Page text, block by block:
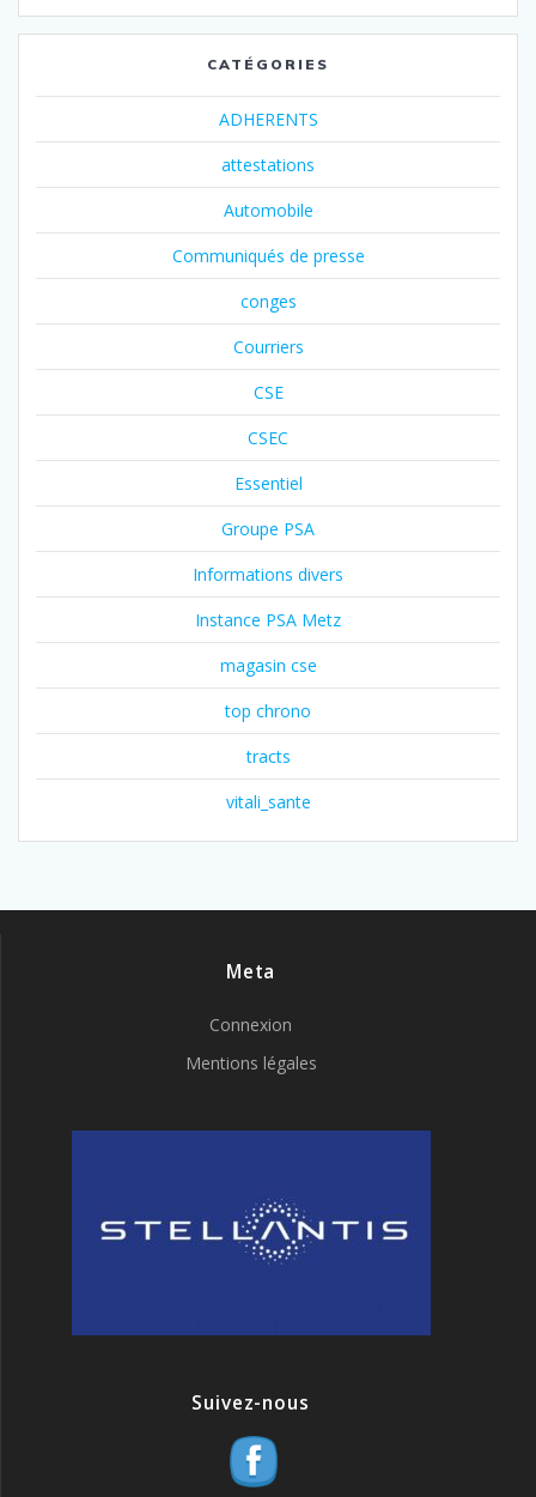
CATÉGORIES
ADHERENTS
attestations
Automobile
Communiqués de presse
conges
Courriers
CSE
CSEC
Essentiel
Groupe PSA
Informations divers
Instance PSA Metz
magasin cse
top chrono
tracts
vitali_sante
Meta
Connexion
Mentions légales
Suivez-nous